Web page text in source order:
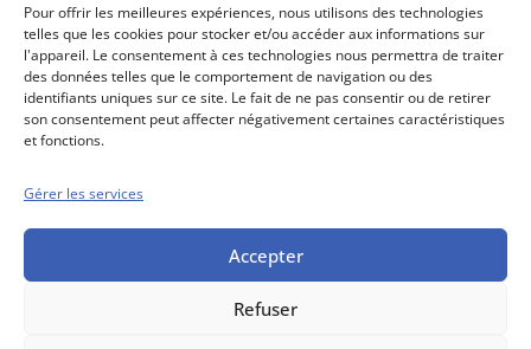
Pour offrir les meilleures expériences, nous utilisons des technologies
telles que les cookies pour stocker et/ou accéder aux informations sur
l'appareil. Le consentement à ces technologies nous permettra de traiter
des données telles que le comportement de navigation ou des
identifiants uniques sur ce site. Le fait de ne pas consentir ou de retirer
son consentement peut affecter négativement certaines caractéristiques
et fonctions.
Gérer les services
Accepter
Refuser
Conseils boursiers depuis 1952
Propos Utiles est
une publication